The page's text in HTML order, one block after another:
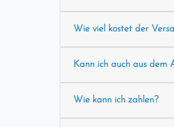
Wie viel kostet der
Kann ich auch aus dem
Wie kann ich zahlen?